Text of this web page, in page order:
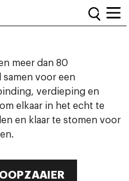
meer dan 80
samen voor een
verdieping en
elkaar in het echt te
en klaar te stomen voor